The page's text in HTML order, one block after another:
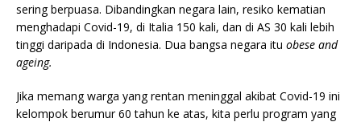
sering berpuasa. Dibandingkan negara lain, resiko kematian
menghadapi Covid-19, di Italia 150 kali, dan di AS 30 kali lebih
tinggi daripada di Indonesia. Dua bangsa negara itu obese and
ageing.
Jika memang warga yang rentan meninggal akibat Covid-19 ini
kelompok berumur 60 tahun ke atas, kita perlu program yang